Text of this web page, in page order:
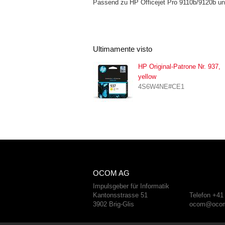
Passend zu HP Officejet Pro 9110b/9120b
Ultimamente visto
HP Original-Patrone Nr. 937,
yellow
4S6W4NE#CE1
OCOM AG
Impulsgeber für Informatik
Kantonsstrasse 51
3902 Brig-Glis
Telefon